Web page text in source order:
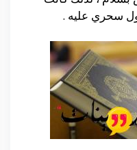
سحري عليه .